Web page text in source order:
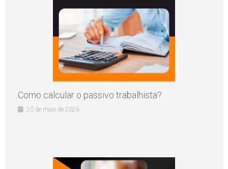
Como calcular o passivo trabalhista?
20 de maio de 2026